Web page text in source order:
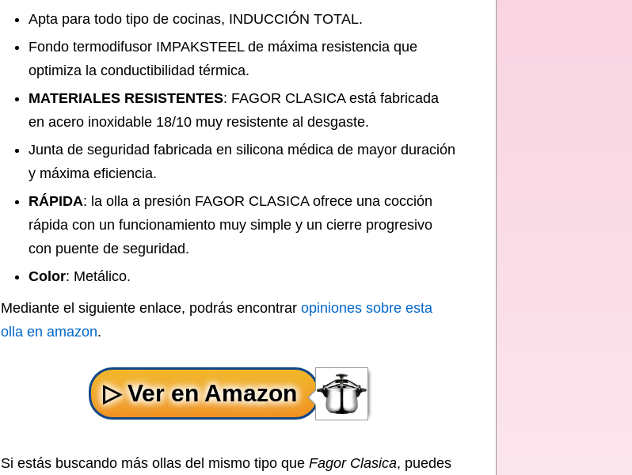
Apta para todo tipo de cocinas, INDUCCIÓN TOTAL.
Fondo termodifusor IMPAKSTEEL de máxima resistencia que
optimiza la conductibilidad térmica.
MATERIALES RESISTENTES: FAGOR CLASICA está fabricada
en acero inoxidable 18/10 muy resistente al desgaste.
Junta de seguridad fabricada en silicona médica de mayor duración
y máxima eficiencia.
RÁPIDA: la olla a presión FAGOR CLASICA ofrece una cocción
rápida con un funcionamiento muy simple y un cierre progresivo
con puente de seguridad.
Color: Metálico.
Mediante el siguiente enlace, podrás encontrar opiniones sobre esta
olla en amazon.
Si estás buscando más ollas del mismo tipo que Fagor Clasica, puedes